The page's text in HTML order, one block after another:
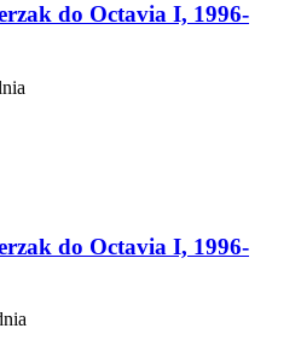
do Octavia I, 1996-
do Octavia I, 1996-